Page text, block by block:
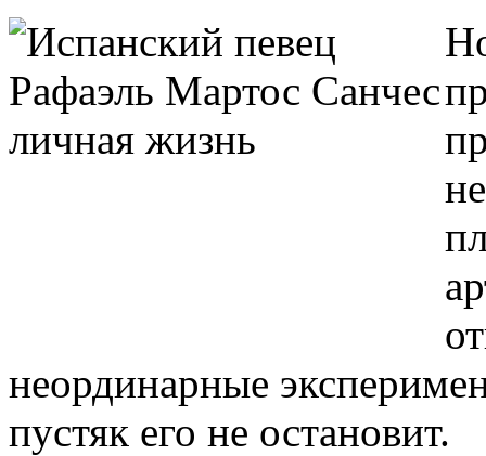
неординарные
пустяк его не остановит.